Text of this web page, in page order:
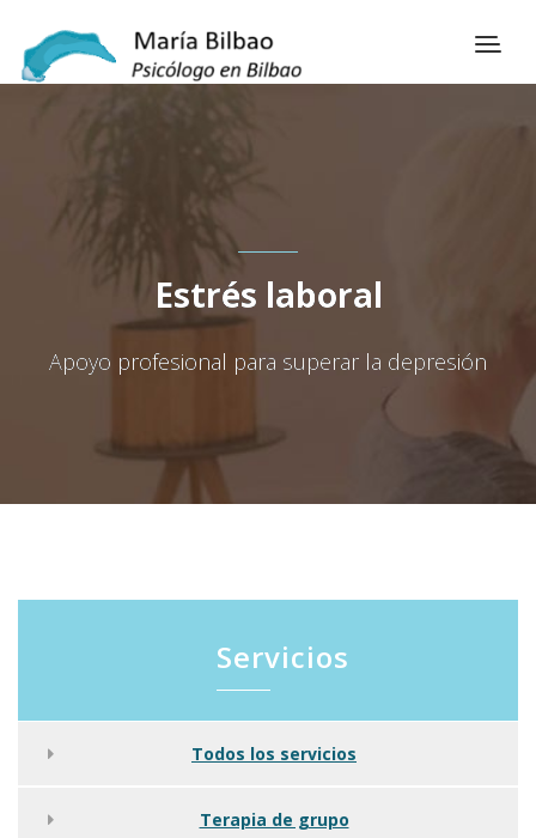
Estrés laboral
Apoyo profesional para superar la depresión
Servicios
Todos los servicios
Terapia de grupo